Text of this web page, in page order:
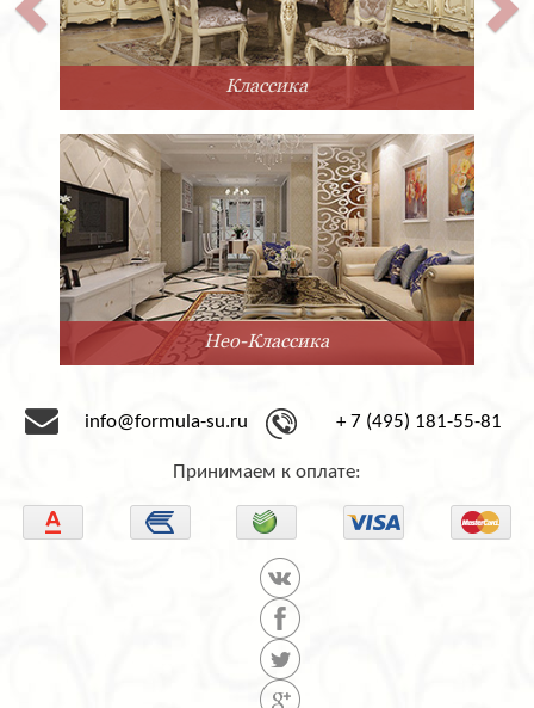
Классика
Нео-Классика
info@formula-su.ru + 7 (495) 181-55-81
Принимаем к оплате: